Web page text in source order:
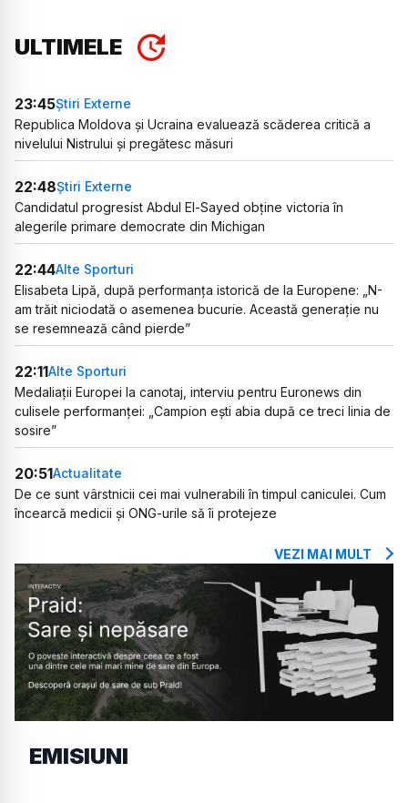
ULTIMELE
23:45Știri Externe
Republica Moldova și Ucraina evaluează scăderea critică a
nivelului Nistrului și pregătesc măsuri
22:48Știri Externe
Candidatul progresist Abdul El-Sayed obține victoria în
alegerile primare democrate din Michigan
22:44Alte Sporturi
Elisabeta Lipă, după performanța istorică de la Europene: „N-
am trăit niciodată o asemenea bucurie. Această generație nu
se resemnează când pierde”
22:11Alte Sporturi
Medaliații Europei la canotaj, interviu pentru Euronews din
culisele performanței: „Campion ești abia după ce treci linia de
sosire”
20:51Actualitate
De ce sunt vârstnicii cei mai vulnerabili în timpul caniculei. Cum
încearcă medicii și ONG-urile să îi protejeze
VEZI MAI MULT
EMISIUNI